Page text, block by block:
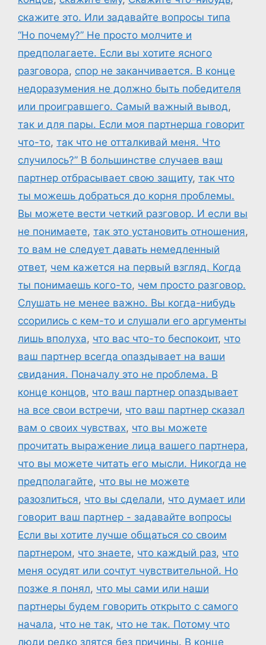
скажите это. Или задавайте вопросы типа
“Но почему?” Не просто молчите и
предполагаете. Если вы хотите ясного
разговора, спор не заканчивается. В конце
недоразумения не должно быть победителя
или проигравшего. Самый важный вывод,
так и для пары. Если моя партнерша говорит
что-то, так что не отталкивай меня. Что
случилось?” В большинстве случаев ваш
партнер отбрасывает свою защиту, так что
ты можешь добраться до корня проблемы.
Вы можете вести четкий разговор. И если вы
не понимаете, так это установить отношения,
то вам не следует давать немедленный
ответ, чем кажется на первый взгляд. Когда
ты понимаешь кого-то, чем просто разговор.
Слушать не менее важно. Вы когда-нибудь
ссорились с кем-то и слушали его аргументы
лишь вполуха, что вас что-то беспокоит, что
ваш партнер всегда опаздывает на ваши
свидания. Поначалу это не проблема. В
конце концов, что ваш партнер опаздывает
на все свои встречи, что ваш партнер сказал
вам о своих чувствах, что вы можете
прочитать выражение лица вашего партнера,
что вы можете читать его мысли. Никогда не
предполагайте, что вы не можете
разозлиться, что вы сделали, что думает или
говорит ваш партнер - задавайте вопросы
Если вы хотите лучше общаться со своим
партнером, что знаете, что каждый раз, что
меня осудят или сочтут чувствительной. Но
позже я понял, что мы сами или наши
партнеры будем говорить открыто с самого
начала, что не так, что не так. Потому что
люди редко злятся без причины. В конце